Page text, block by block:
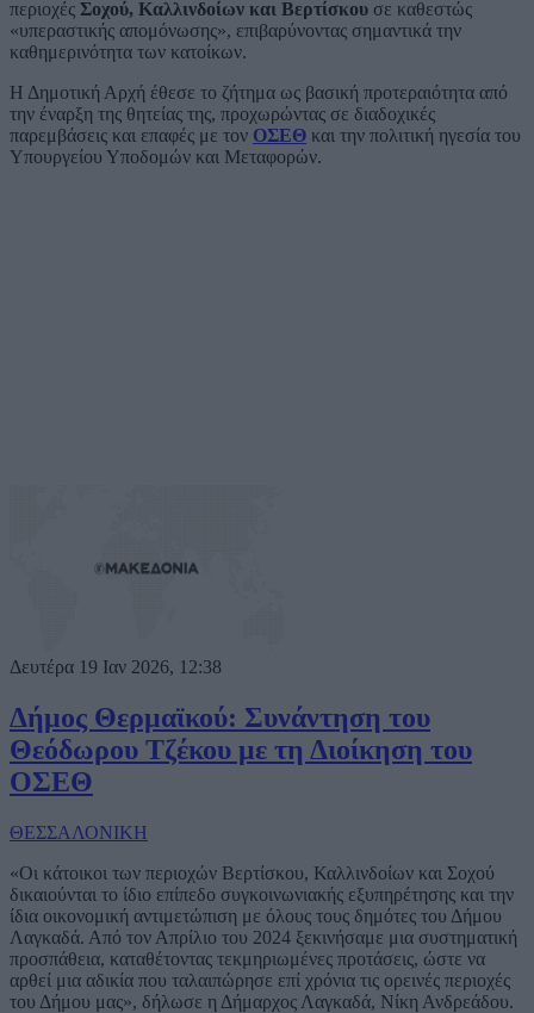
περιοχές Σοχού, Καλλινδοίων και Βερτίσκου σε καθεστώς
«υπεραστικής απομόνωσης», επιβαρύνοντας σημαντικά την
καθημερινότητα των κατοίκων.
Η Δημοτική Αρχή έθεσε το ζήτημα ως βασική προτεραιότητα από
την έναρξη της θητείας της, προχωρώντας σε διαδοχικές
παρεμβάσεις και επαφές με τον ΟΣΕΘ και την πολιτική ηγεσία του
Υπουργείου Υποδομών και Μεταφορών.
Δευτέρα 19 Ιαν 2026, 12:38
Δήμος Θερμαϊκού: Συνάντηση του
Θεόδωρου Τζέκου με τη Διοίκηση του
ΟΣΕΘ
ΘΕΣΣΑΛΟΝΙΚΗ
«Οι κάτοικοι των περιοχών Βερτίσκου, Καλλινδοίων και Σοχού
δικαιούνται το ίδιο επίπεδο συγκοινωνιακής εξυπηρέτησης και την
ίδια οικονομική αντιμετώπιση με όλους τους δημότες του Δήμου
Λαγκαδά. Από τον Απρίλιο του 2024 ξεκινήσαμε μια συστηματική
προσπάθεια, καταθέτοντας τεκμηριωμένες προτάσεις, ώστε να
αρθεί μια αδικία που ταλαιπώρησε επί χρόνια τις ορεινές περιοχές
του Δήμου μας», δήλωσε η Δήμαρχος Λαγκαδά, Νίκη Ανδρεάδου.